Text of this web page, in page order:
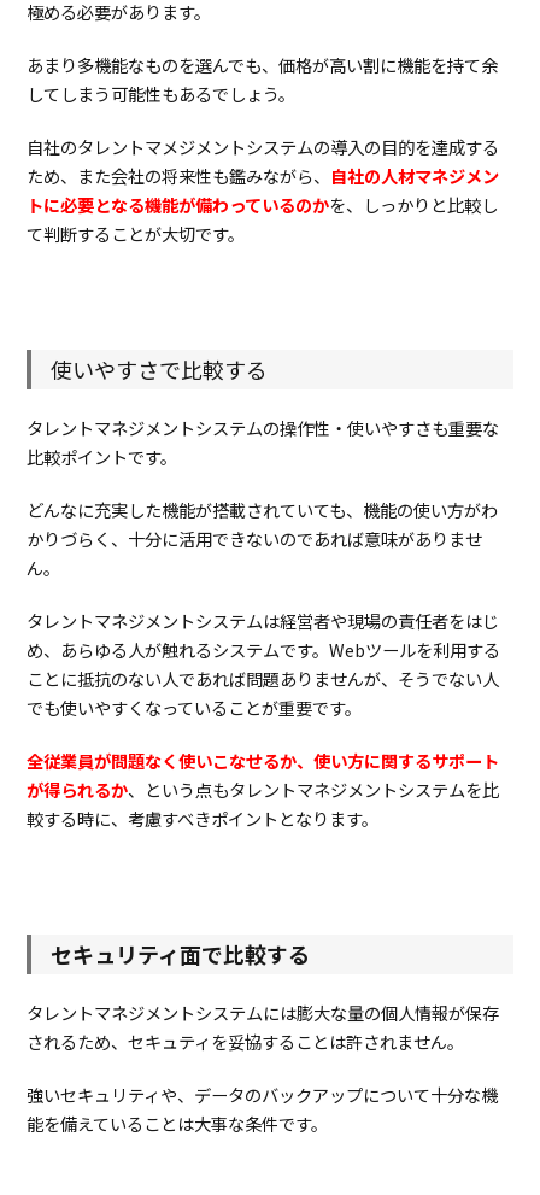
す
タ
レ
ン
マ
ネ
メ
ン
2.1.
ス
マ
ン
2.2.jinjer
2.3.HRMOS
CORE
レ
ン
ト
マ
ネ
メ
ン
ツ
ービス名：
Manager）
3.3.
タ
ト
パ
極める必要があります。
あまり多機能なものを選んでも、価格が高い割に機能を持て余
してしまう可能性もあるでしょう。
自社のタレントマメジメントシステムの導入の目的を達成する
ため、また会社の将来性も鑑みながら、 自社の人材マネジメン
トに必要となる機能が備わっているのかを、しっかりと比較し
て判断することが大切です。
使いやすさで比較する
タレントマネジメントシステムの操作性・使いやすさも重要な
比較ポイントです。
どんなに充実した機能が搭載されていても、機能の使い方がわ
かりづらく、十分に活用できないのであれば意味がありませ
ん。
タレントマネジメントシステムは経営者や現場の責任者をはじ
め、あらゆる人が触れるシステムです。Webツールを利用する
ことに抵抗のない人であれば問題ありませんが、そうでない人
でも使いやすくなっていることが重要です。
全従業員が問題なく使いこなせるか、使い方に関するサポート
が得られるか、という点もタレントマネジメントシステムを比
較する時に、考慮すべきポイントとなります。
セキュリティ面で比較する
タレントマネジメントシステムには膨大な量の個人情報が保存
されるため、セキュティを妥協することは許されません。
強いセキュリティや、データのバックアップについて十分な機
能を備えていることは大事な条件です。